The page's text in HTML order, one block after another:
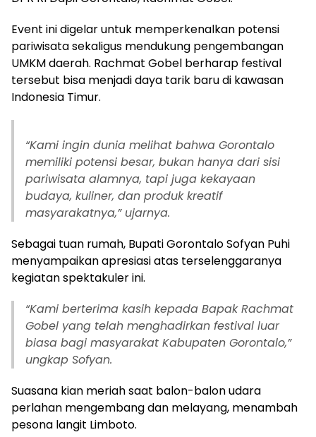
Event ini digelar untuk memperkenalkan potensi
pariwisata sekaligus mendukung pengembangan
UMKM daerah. Rachmat Gobel berharap festival
tersebut bisa menjadi daya tarik baru di kawasan
Indonesia Timur.
“Kami ingin dunia melihat bahwa Gorontalo
memiliki potensi besar, bukan hanya dari sisi
pariwisata alamnya, tapi juga kekayaan
budaya, kuliner, dan produk kreatif
masyarakatnya,” ujarnya.
Sebagai tuan rumah, Bupati Gorontalo Sofyan Puhi
menyampaikan apresiasi atas terselenggaranya
kegiatan spektakuler ini.
“Kami berterima kasih kepada Bapak Rachmat
Gobel yang telah menghadirkan festival luar
biasa bagi masyarakat Kabupaten Gorontalo,”
ungkap Sofyan.
Suasana kian meriah saat balon-balon udara
perlahan mengembang dan melayang, menambah
pesona langit Limboto.